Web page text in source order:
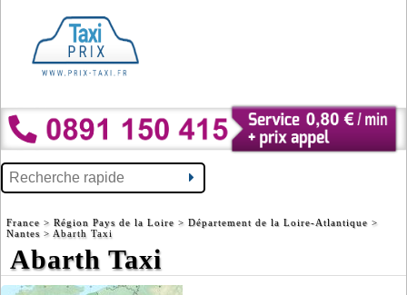
France > Région Pays de la Loire > Département de la Loire-Atlantique >
Nantes > Abarth Taxi
Abarth Taxi